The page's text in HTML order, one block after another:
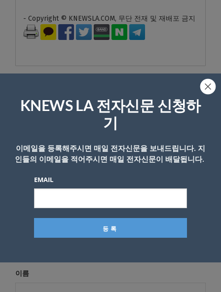
- Copyright © KNEWSLA.COM, 무단 전재 및 재배포 금지
답글 남기기
이메일 주소는 공개되지 않습니다.
댓글*
이름
KNEWS LA 전자신문 신청하
기
이메일을 등록해주시면 매일 전자신문을 보내드립니다. 지
인들의 이메일을 적어주시면 매일 전자신문이 배달됩니다.
EMAIL